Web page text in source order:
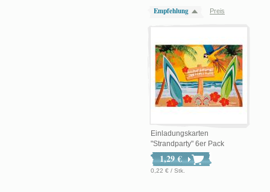
Empfehlung Preis
Einladungskarten
"Strandparty" 6er Pack
1,29 €
0,22 € / Stk.